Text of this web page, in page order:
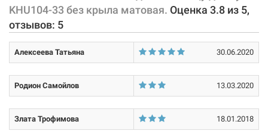
нержавеющая сталь
товара могут изменяться производителем без уведомления. За
внесенные производителем изменения, магазин ответственности
не несет.
KHU104-33 без крыла матовая. Оценка 3.8 из 5,
отзывов: 5
Алексеева Татьяна 30.06.2020
Родион Самойлов 13.03.2020
Злата Трофимова 18.01.2018